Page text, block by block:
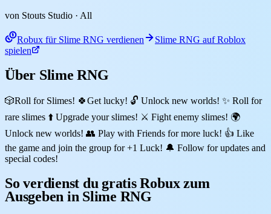
von Stouts Studio · All
Robux für Slime RNG verdienen
Slime RNG auf Roblox
spielen
Über Slime RNG
🎲Roll for Slimes! 🍀Get lucky! 🔓 Unlock new worlds! ✨ Roll for
rare slimes ⬆️ Upgrade your slimes! ⚔️ Fight enemy slimes! 🌍
Unlock new worlds! 👥 Play with Friends for more luck! 👍 Like
the game and join the group for +1 Luck! 🔔 Follow for updates and
special codes!
So verdienst du gratis Robux zum
Ausgeben in Slime RNG